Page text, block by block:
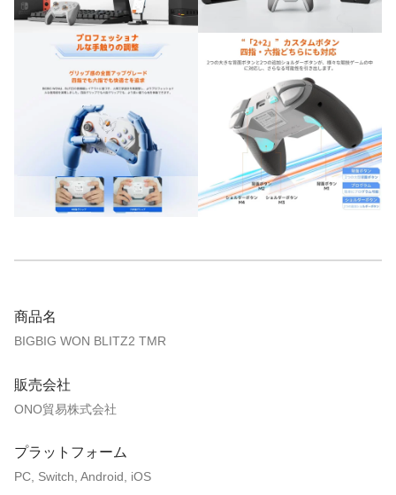
商品名
BIGBIG WON BLITZ2 TMR
販売会社
ONO貿易株式会社
プラットフォーム
PC, Switch, Android, iOS